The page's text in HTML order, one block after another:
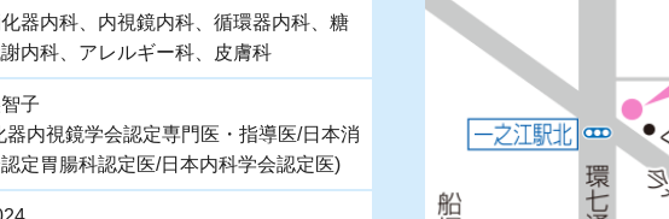
器内科、内視鏡内科、循環器内科、糖
内科、アレルギー科、皮膚科
子
器内視鏡学会認定専門医・指導医/日本消
定胃腸科認定医/日本内科学会認定医)